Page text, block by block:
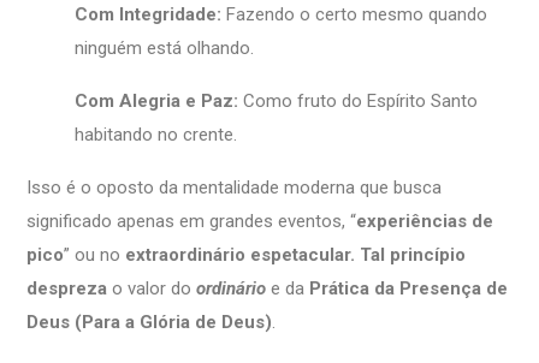
Com Integridade: Fazendo o certo mesmo quando
ninguém está olhando.
Com Alegria e Paz: Como fruto do Espírito Santo
habitando no crente.
Isso é o oposto da mentalidade moderna que busca
significado apenas em grandes eventos, “experiências de
pico” ou no extraordinário espetacular. Tal princípio
despreza o valor do ordinário e da Prática da Presença de
Deus (Para a Glória de Deus).